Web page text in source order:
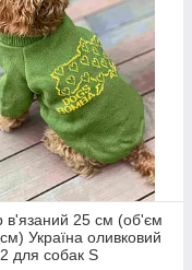
в'язаний 25 см (об'єм
Україна оливковий
для собак S